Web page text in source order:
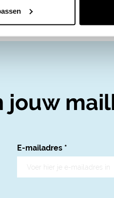
jouw
E-mailadres *